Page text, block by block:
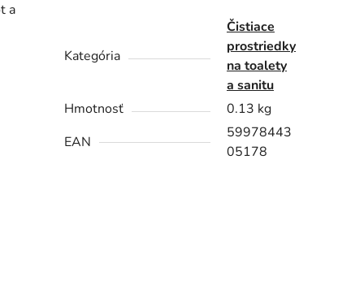
a
Kategória
Čistiace
prostriedky
na toalety
a sanitu
Hmotnosť
0.13 kg
EAN
59978443
05178